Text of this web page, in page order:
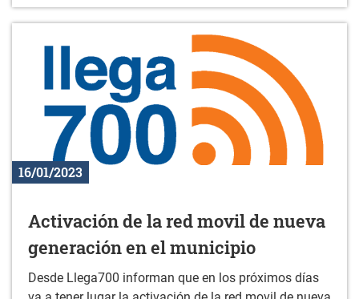
16/01/2023
Activación de la red movil de nueva
generación en el municipio
Desde Llega700 informan que en los próximos días